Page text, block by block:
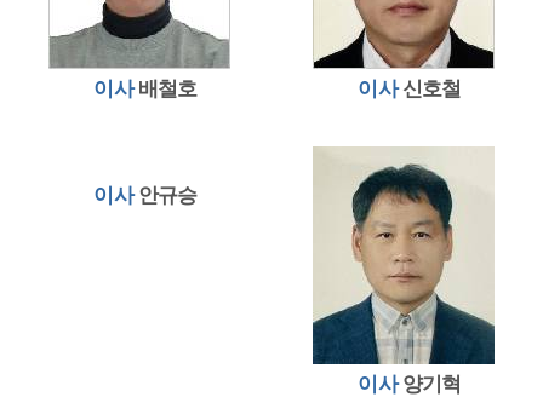
이사 배철호 이사 신호철
이사 안규승
이사 양기혁